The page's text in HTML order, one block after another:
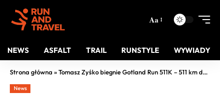
Aa
NEWS ASFALT TRAIL RUNSTYLE WYWIADY
Strona główna »Tomasz Zyśko biegnie Gotland Run 511K – 511 km dookoła szwedzkiej wyspy
News